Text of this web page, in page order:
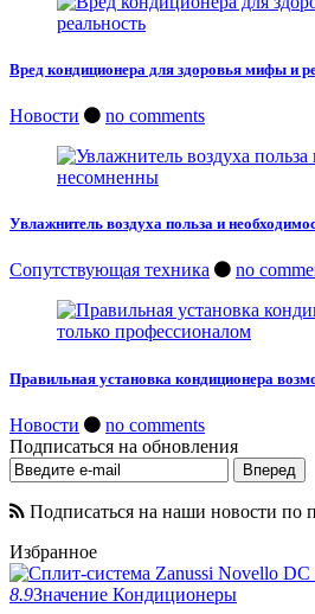
Вред кондиционера для здоровья мифы и
Новости no comments
Увлажнитель воздуха польза и
Сопутствующая техника no
Правильная установка кондиционера
Новости
no comments
Подписаться на обновления
Подписаться на наши новости по
Избранное
8.9Значение Кондиционеры